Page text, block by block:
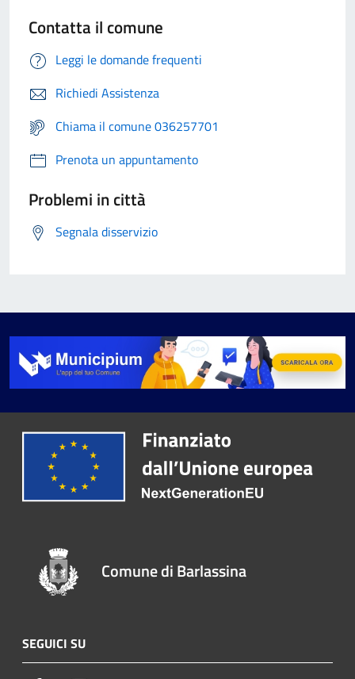
Contatta il comune
Leggi le domande frequenti
Richiedi Assistenza
Chiama il comune 036257701
Prenota un appuntamento
Problemi in città
Segnala disservizio
Comune di Barlassina
SEGUICI SU